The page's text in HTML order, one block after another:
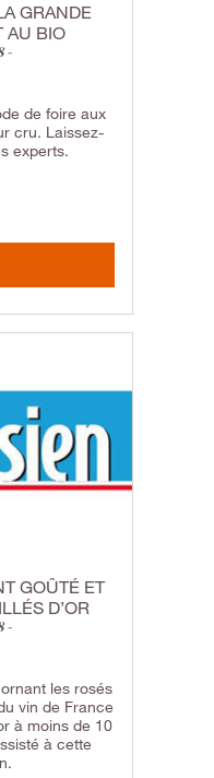
GRANDE
AU BIO
de foire aux
cru. Laissez-
experts.
GOÛTÉ ET
D’OR
les rosés
vin de France
à moins de 10
à cette